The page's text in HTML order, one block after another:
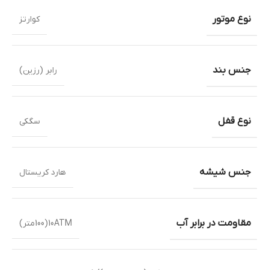
نوع موتور کوارتز
جنس بند رابر (رزین)
نوع قفل سگکی
جنس شیشه هارد کریستال
مقاومت در برابر آب 10ATM(100متر)